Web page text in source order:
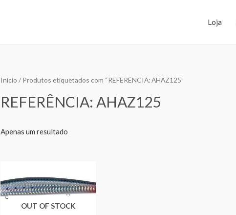
Loja
Início / Produtos etiquetados com “REFERÊNCIA: AHAZ125”
REFERÊNCIA: AHAZ125
Apenas um resultado
OUT OF STOCK